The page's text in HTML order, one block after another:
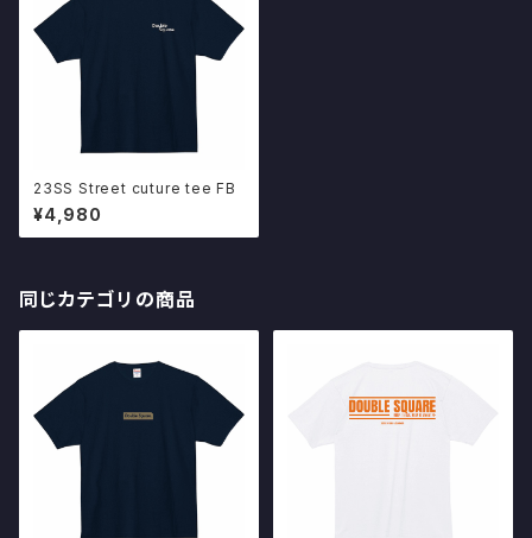
23SS Street cuture tee FB
¥4,980
同じカテゴリの商品